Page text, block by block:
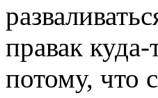
правак
потому, что